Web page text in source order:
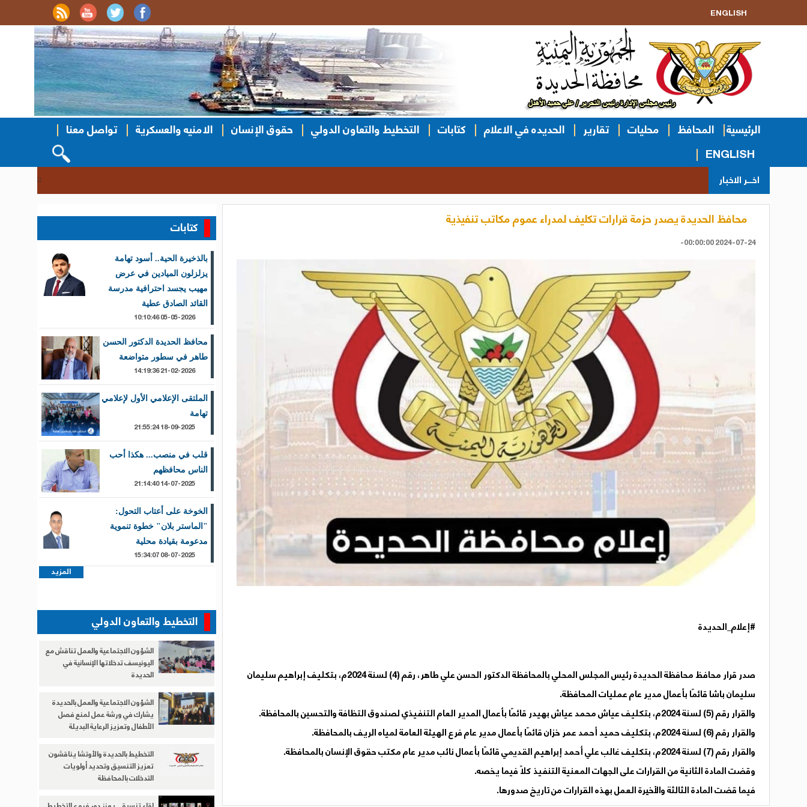
ENGLISH
الرئيسية المحافظ محليات تقارير الحديده في الاعلام كتابات التخطيط والتعاون الدولي حقوق الإنسان الامنيه والعسكرية
تواصل معنا
ENGLISH
اخــر الاخبار نزول
محافظ الحديدة يصدر حزمة قرارات تكليف لمدراء عموم مكاتب تنفيذية
2024-07-24 00:00:00-
#إعلام_الحديدة
صدر قرار محافظ محافظة الحديدة رئيس المجلس المحلي بالمحافظة الدكتور الحسن علي طاهر، رقم (4) لسنة 2024م، بتكليف إبراهيم سليمان
سليمان باشا قائمًا بأعمال مدير عام عمليات المحافظة.
والقرار رقم (5) لسنة 2024م، بتكليف عياش محمد عياش بهيدر قائمًا بأعمال المدير العام التنفيذي لصندوق التظافة والتحسين بالمحافظة.
والقرار رقم (6) لسنة 2024م، بتكليف حميد أحمد عمر خزان قائمًا بأعمال مدير عام فرع الهيئة العامة لمياه الريف بالمحافظة.
والقرار رقم (7) لسنة 2024م، بتكليف غالب علي أحمد إبراهيم القديمي قائمًا بأعمال نائب مدير عام مكتب حقوق الإنسان بالمحافظة.
وقضت المادة الثانية من القرارات على الجهات المعنية التنفيذ كلاً فيما يخصه.
فيما قضت المادة الثالثة والأخيرة العمل بهذه القرارات من تاريخ صدورها.
كتابات
بالذخيرة الحية.. أسود تهامة
يزلزلون الميادين في عرض
مهيب يجسد احترافية مدرسة
القائد الصادق عطية
05-05-2026 10:10:46
محافظ الحديدة الدكتور الحسن
طاهر في سطور متواضعة
21-02-2026 14:19:36
الملتقى الإعلامي الأول لإعلامي
تهامة
18-09-2025 21:55:24
قلب في منصب... هكذا أحب
الناس محافظهم
14-07-2025 21:14:40
الخوخة على أعتاب التحول:
"الماستر بلان" خطوة تنموية
مدعومة بقيادة محلية
08-07-2025 15:34:07
المزيد
التخطيط والتعاون الدولي
الشؤون الاجتماعية والعمل تناقش مع
اليونيسف تدخلاتها الإنسانية في
الحديدة
الشؤون الاجتماعية والعمل بالحديدة
يشارك في ورشة عمل لمنع فصل
الأطفال وتعزيز الرعاية البديلة
التخطيط بالحديدة والأوتشا يناقشون
تعزيز التنسيق وتحديد أولويات
التدخلات بالمحافظة